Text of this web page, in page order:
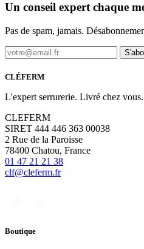
Un conseil expert chaque
Pas de spam, jamais.
CLÉFERM
L'expert serrurerie. Livré chez
CLEFERM
SIRET 444 446 363 00038
2 Rue de la Paroisse
78400 Chatou, France
01 47 21 21 38
clf@cleferm.fr
Boutique